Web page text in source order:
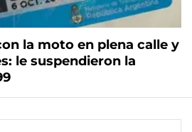
la moto en plena calle y
le suspendieron la